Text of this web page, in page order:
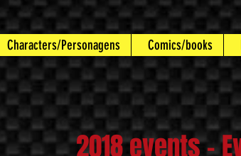
Characters/Personagens Comics/books
2018 events -